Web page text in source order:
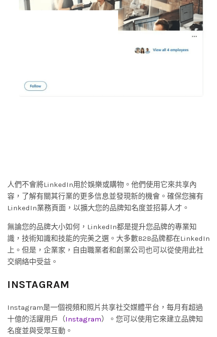
人們不會將LinkedIn用於娛樂或購物。他們使用它來共享內
容，了解有關其行業的更多信息並發現新的機會。確保您擁有
LinkedIn業務頁面，以擴大您的品牌知名度並招募人才。
無論您的品牌大小如何，LinkedIn都是提升您品牌的專業知
識，技術知識和技能的完美之選。大多數B2B品牌都在LinkedIn
上。但是，企業家，自由職業者和創業公司也可以從使用此社
交網絡中受益。
INSTAGRAM
Instagram是一個視頻和照片共享社交媒體平台，每月有超過
十億的活躍用戶（Instagram）。您可以使用它來建立品牌知
名度並與受眾互動。